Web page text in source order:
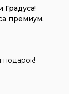
премиум,
подарок!